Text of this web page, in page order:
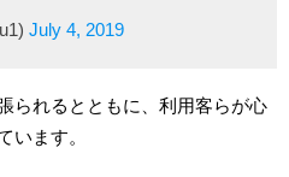
July 4, 2019
られるとともに、利用客らが心
います。